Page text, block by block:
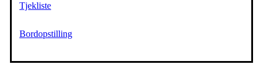
Tjekliste
Bordopstilling